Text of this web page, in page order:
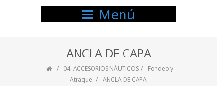
Menú
ANCLA DE CAPA
04. ACCESORIOS NÁUTICOS
Fondeo y
Atraque
ANCLA DE CAPA